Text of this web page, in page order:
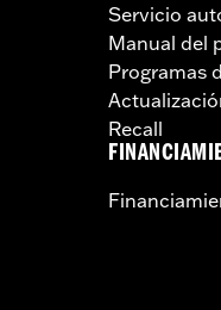
Servicio
Manual del
Programas
Recall